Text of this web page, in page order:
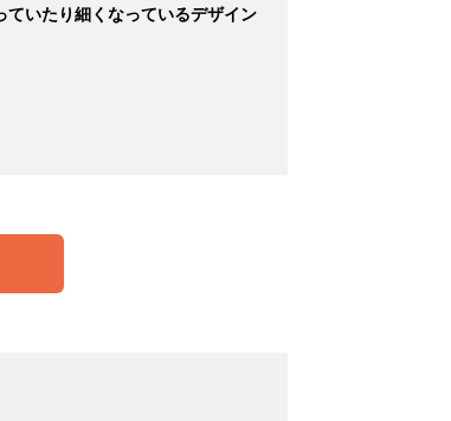
いたり細くなっているデザイン